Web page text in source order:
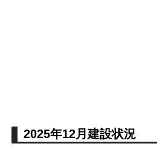
2025年12月建設状況